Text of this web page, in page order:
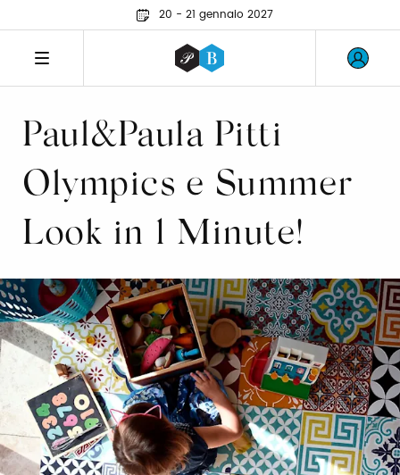
20 - 21 gennaio 2027
Paul&Paula Pitti
Olympics e Summer
Look in 1 Minute!